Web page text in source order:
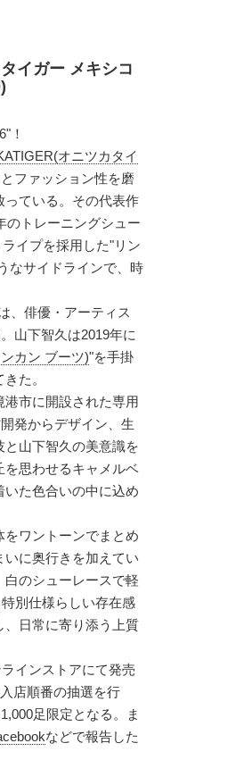
イガー メキシコ
！
オニツカタイ
ファッション性を磨
っている。その代表作
のトレーニングシュー
イプを採用した"リン
なサイドラインで、時
、俳優・アーティス
山下智久は2019年に
カン ブーツ)"を手掛
た。
市に開設された専用
発からデザイン、生
山下智久の美意識を
思わせるキャメルベ
た色合いの中に込め
ワントーンでまとめ
に奥行きを加えてい
のシューレースで軽
別仕様らしい存在感
、日常に寄り添う上質
インストアにて発売
店順番の抽選を行
足限定となる。ま
などで報告した